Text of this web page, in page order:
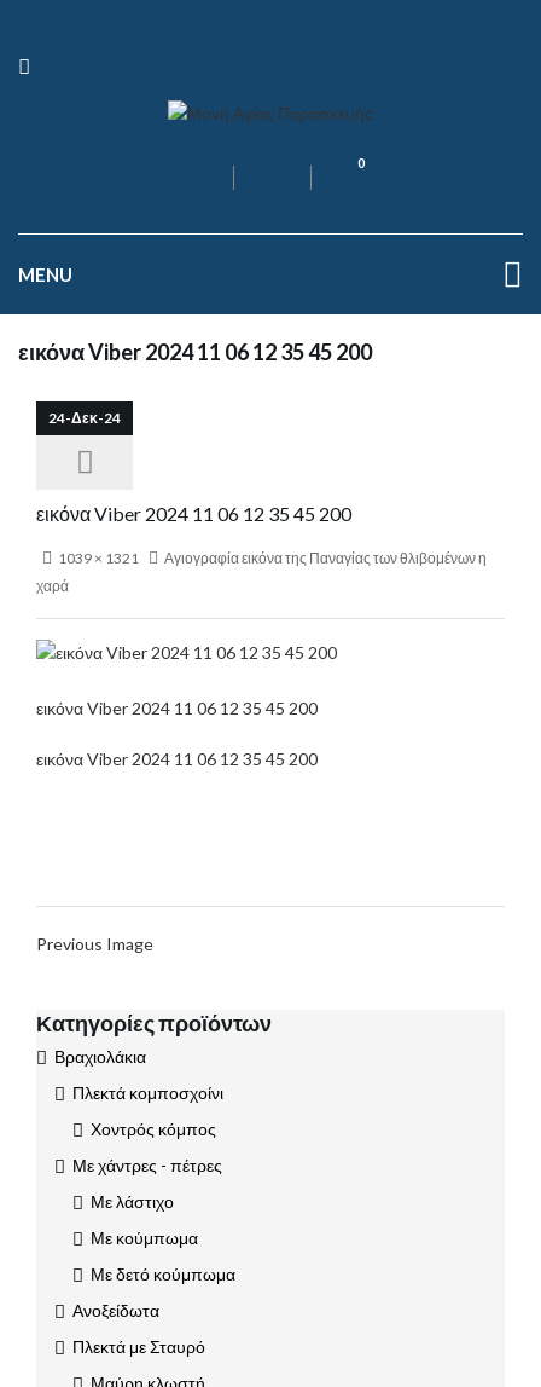
0
MENU
εικόνα Viber 2024 11 06 12 35 45 200
24-Δεκ-24
εικόνα Viber 2024 11 06 12 35 45 200
1039 × 1321
Αγιογραφία εικόνα της Παναγίας των θλιβομένων η
χαρά
εικόνα Viber 2024 11 06 12 35 45 200
εικόνα Viber 2024 11 06 12 35 45 200
Previous Image
Κατηγορίες προϊόντων
Βραχιολάκια
Πλεκτά κομποσχοίνι
Χοντρός κόμπος
Με χάντρες - πέτρες
Με λάστιχο
Με κούμπωμα
Με δετό κούμπωμα
Ανοξείδωτα
Πλεκτά με Σταυρό
Μαύρη κλωστή